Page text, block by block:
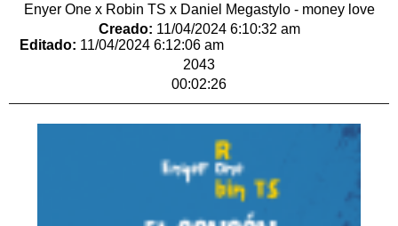
Enyer One x Robin TS x Daniel Megastylo - money love
Creado: 11/04/2024 6:10:32 am
Editado: 11/04/2024 6:12:06 am
2043
00:02:26